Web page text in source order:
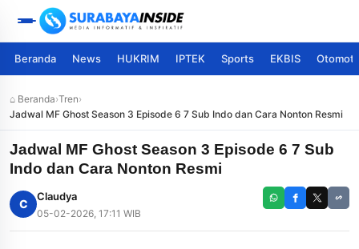
Beranda News HUKRIM IPTEK Sports EKBIS
⌂ Beranda›Tren›
Jadwal MF Ghost Season 3 Episode 6 7 Sub Indo dan Cara Nonton Resmi
Jadwal MF Ghost Season 3 Episode 6 7 Sub
Indo dan Cara Nonton Resmi
C
Claudya
05-02-2026, 17:11 WIB